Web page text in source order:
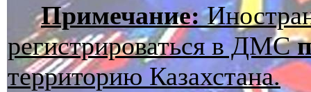
Примечание:
регистрироваться в ДМС
территорию Казахстана.